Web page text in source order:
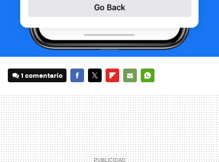
1 comentario
MAIL